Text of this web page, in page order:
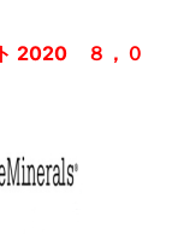
2020 ８，０